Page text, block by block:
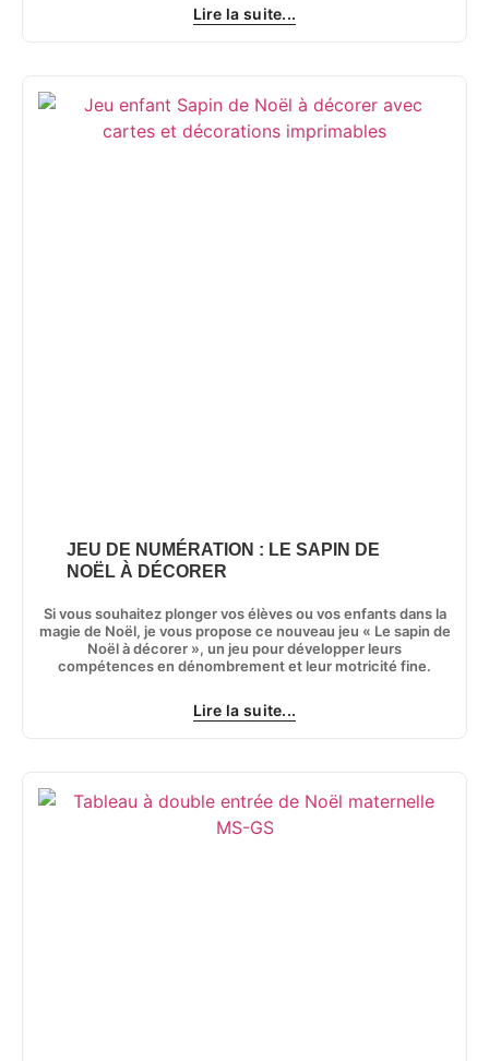
Lire la suite...
JEU DE NUMÉRATION : LE SAPIN DE
NOËL À DÉCORER
Si vous souhaitez plonger vos élèves ou vos enfants dans la
magie de Noël, je vous propose ce nouveau jeu « Le sapin de
Noël à décorer », un jeu pour développer leurs
compétences en dénombrement et leur motricité fine.
Lire la suite...